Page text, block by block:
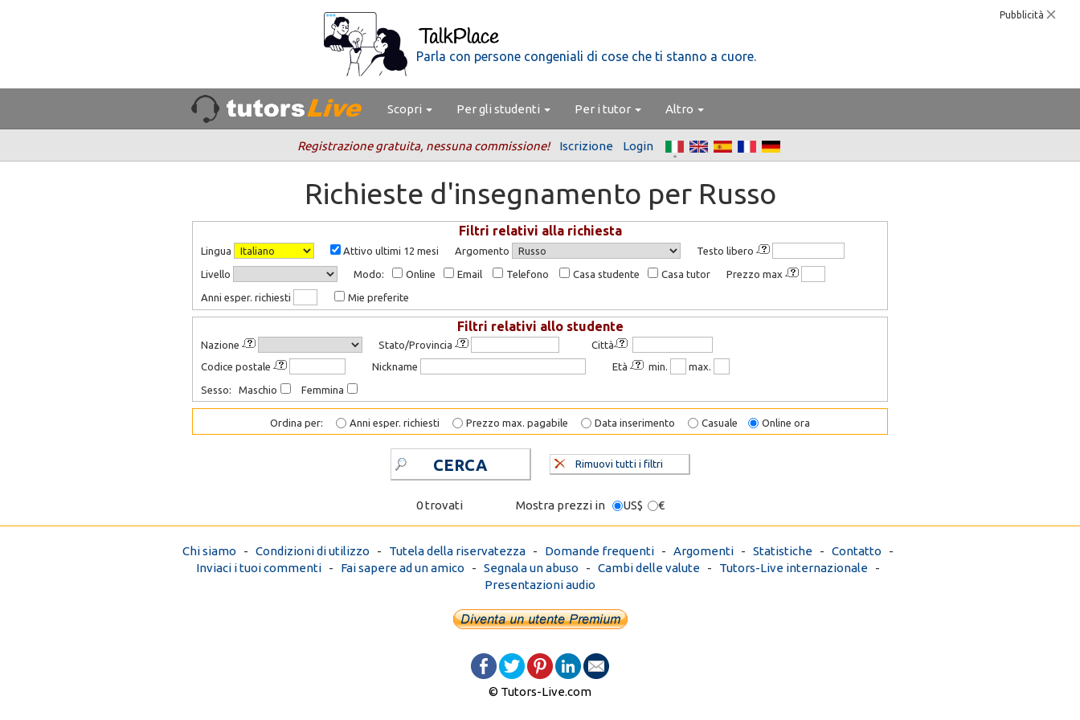
Pubblicità
Parla con persone congeniali di cose che ti stanno a cuore.
Scopri Per gli studenti Per i tutor Altro
Registrazione gratuita, nessuna commissione! Iscrizione Login
Richieste d'insegnamento per Russo
Filtri relativi alla richiesta
Lingua Attivo ultimi 12 mesi Argomento Testo libero
Livello Modo: Online Email Telefono Casa studente Casa tutor Prezzo max
Anni esper. richiesti Mie preferite
Filtri relativi allo studente
Nazione Stato/Provincia
Città
Codice postale
Nickname Età min. max.
Sesso: Maschio Femmina
Ordina per: Anni esper. richiesti Prezzo max. pagabile Data inserimento Casuale Online ora
CERCA Rimuovi tutti i filtri
0 trovati Mostra prezzi in US$ €
Chi siamo - Condizioni di utilizzo - Tutela della riservatezza- Domande frequenti- Argomenti- Statistiche- Contatto -
Inviaci i tuoi commenti- Fai sapere ad un amico - Segnala un abuso - Cambi delle valute- Tutors-Live internazionale-
Presentazioni audio
© Tutors-Live.com